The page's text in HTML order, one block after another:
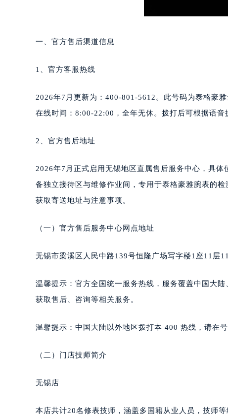
武汉市江汉区解放大道686号世界贸易
合肥市蜀山区潜山路111号万象城华润
青岛市南区山东路6号华润大厦B座22
烟台市芝罘区胜利路139号万达金融
贵阳市南明区都司高架桥路33号亨特
石家庄市长安区中山东路39号勒泰中
唐山市路南区新华东道100号万达广场
内蒙古自治区呼和浩特市玉泉区大学
重庆市解放碑渝中区民权路28号英利
黑龙江省鹤岗市向阳区红军路泰格豪
黑龙江省黑河市爱辉区中央街泰格豪雅
黑龙江省佳木斯市向阳区长安路泰格豪
黑龙江省七台河市桃山区大同街泰格
黑龙江省伊春市伊美区通河路泰格豪
一、官方售后渠道信息
1、官方客服热线
2026年7月更新为：400-801-5612。此号码为泰格豪
在线时间：8:00-22:00，全年无休。拨打后可根据语音
2、官方售后地址
2026年7月正式启用无锡地区直属售后服务中心，具
备独立接待区与维修作业间，专用于泰格豪雅腕表的
获取寄送地址与注意事项。
（一）官方售后服务中心网点地址
无锡市梁溪区人民中路139号恒隆广场写字楼1座11层
温馨提示：官方全国统一服务热线，服务覆盖中国大
获取售后、咨询等相关服务。
温馨提示：中国大陆以外地区拨打本 400 热线，请在号
（二）门店技师简介
无锡店
本店共计20名修表技师，涵盖多国籍从业人员，技师